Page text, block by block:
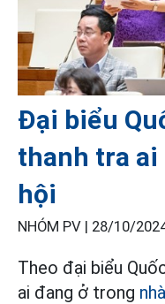
Đại biểu
thanh tra ai
hội
NHÓM PV | 28/10/
Theo đại biểu
ai đang ở trong